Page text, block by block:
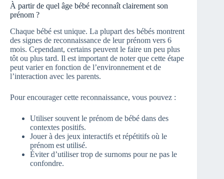
À partir de quel âge bébé reconnaît clairement son
prénom ?
Chaque bébé est unique. La plupart des bébés montrent
des signes de reconnaissance de leur prénom vers 6
mois. Cependant, certains peuvent le faire un peu plus
tôt ou plus tard. Il est important de noter que cette étape
peut varier en fonction de l’environnement et de
l’interaction avec les parents.
Pour encourager cette reconnaissance, vous pouvez :
Utiliser souvent le prénom de bébé dans des
contextes positifs.
Jouer à des jeux interactifs et répétitifs où le
prénom est utilisé.
Éviter d’utiliser trop de surnoms pour ne pas le
confondre.